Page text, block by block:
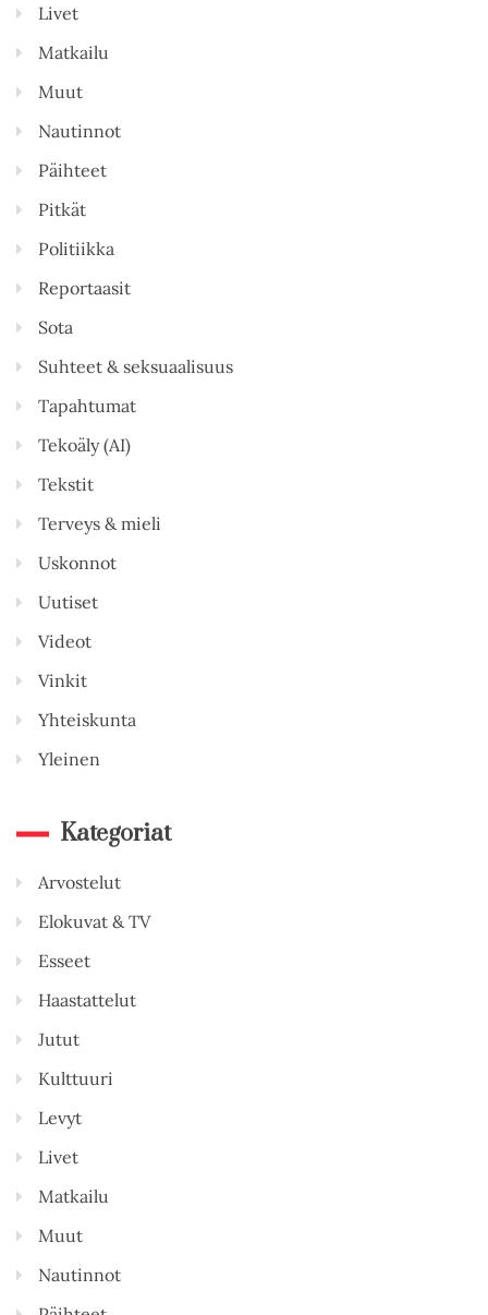
Livet
Matkailu
Muut
Nautinnot
Päihteet
Pitkät
Politiikka
Reportaasit
Sota
Suhteet & seksuaalisuus
Tapahtumat
Tekoäly (AI)
Tekstit
Terveys & mieli
Uskonnot
Uutiset
Videot
Vinkit
Yhteiskunta
Yleinen
Kategoriat
Arvostelut
Elokuvat & TV
Esseet
Haastattelut
Jutut
Kulttuuri
Levyt
Livet
Matkailu
Muut
Nautinnot